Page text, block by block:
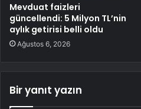
Mevduat faizleri
güncellendi: 5 Milyon TL’nin
aylık getirisi belli oldu
Ağustos 6, 2026
Bir yanıt yazın